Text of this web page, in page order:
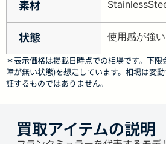
素材
状態 使用感が強い
＊表示価格は掲載日時点での相場です。下
障が無い状態)を想定しています。相場は変
証するものではありません。
買取アイテムの説明